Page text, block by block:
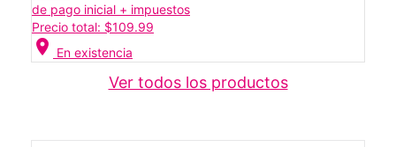
de pago inicial + impuestos
Precio total: $109.99
location_on En existencia
Ver todos los productos